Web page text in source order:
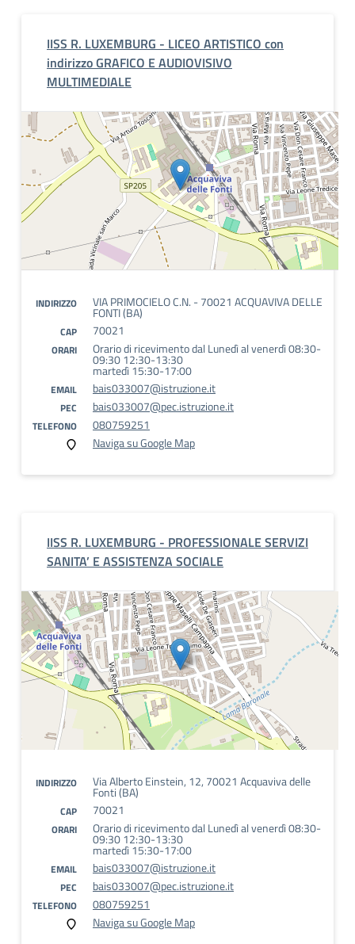
IISS R. LUXEMBURG - LICEO ARTISTICO con
indirizzo GRAFICO E AUDIOVISIVO
MULTIMEDIALE
INDIRIZZO VIA PRIMOCIELO C.N. - 70021 ACQUAVIVA DELLE
FONTI (BA)
CAP 70021
ORARI Orario di ricevimento dal Lunedì al venerdì 08:30-
09:30 12:30-13:30
martedì 15:30-17:00
EMAIL bais033007@istruzione.it
PEC bais033007@pec.istruzione.it
TELEFONO
080759251
Naviga su Google Map
IISS R. LUXEMBURG - PROFESSIONALE SERVIZI
SANITA’ E ASSISTENZA SOCIALE
INDIRIZZO Via Alberto Einstein, 12, 70021 Acquaviva delle
Fonti (BA)
CAP 70021
ORARI Orario di ricevimento dal Lunedì al venerdì 08:30-
09:30 12:30-13:30
martedì 15:30-17:00
EMAIL bais033007@istruzione.it
PEC bais033007@pec.istruzione.it
TELEFONO
080759251
Naviga su Google Map